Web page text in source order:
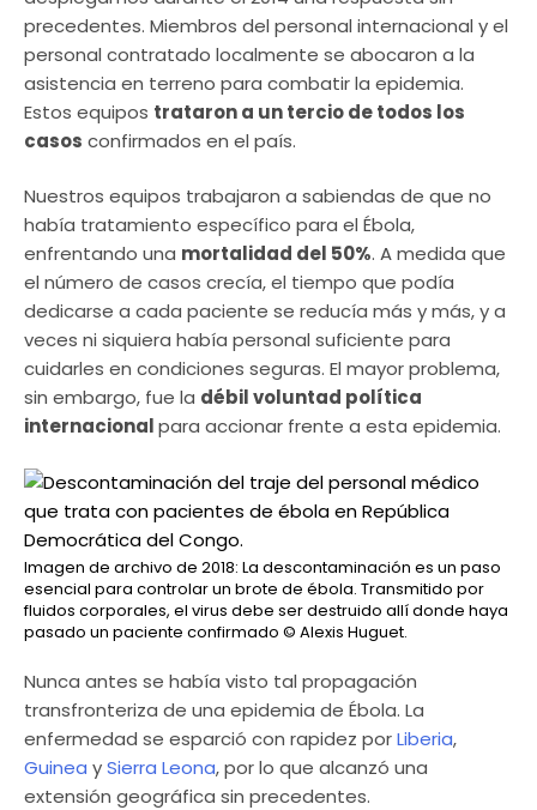
precedentes. Miembros del personal internacional y el
personal contratado localmente se abocaron a la
asistencia en terreno para combatir la epidemia.
Estos equipos trataron a un tercio de todos los
casos confirmados en el país.
Nuestros equipos trabajaron a sabiendas de que no
había tratamiento específico para el Ébola,
enfrentando una mortalidad del 50%. A medida que
el número de casos crecía, el tiempo que podía
dedicarse a cada paciente se reducía más y más, y a
veces ni siquiera había personal suficiente para
cuidarles en condiciones seguras. El mayor problema,
sin embargo, fue la débil voluntad política
internacionalpara accionar frente a esta epidemia.
Imagen de archivo de 2018: La descontaminación es un paso
esencial para controlar un brote de ébola. Transmitido por
fluidos corporales, el virus debe ser destruido allí donde haya
pasado un paciente confirmado © Alexis Huguet.
Nunca antes se había visto tal propagación
transfronteriza de una epidemia de Ébola. La
enfermedad se esparció con rapidez porLiberia,
Guinea ySierra Leona, por lo que alcanzó una
extensión geográfica sin precedentes.